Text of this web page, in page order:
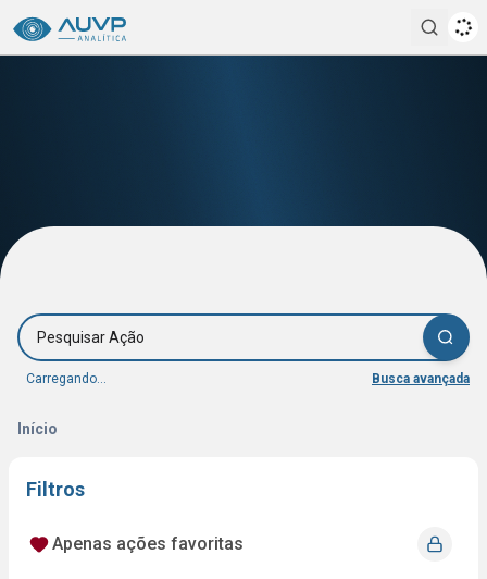
Pesquisar Ação
Carregando... Busca avançada
Início
Filtros
Apenas ações favoritas